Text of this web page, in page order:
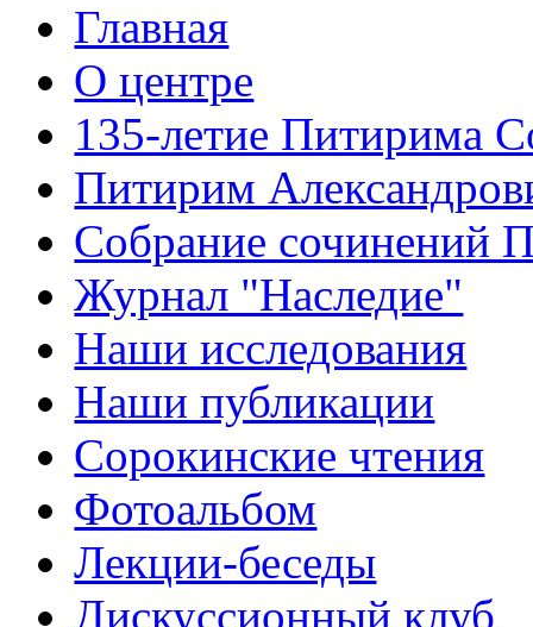
Главная
О центре
135-летие Питирима
Питирим
Собрание сочинений
Журнал "Наследие"
Наши исследования
Наши публикации
Сорокинские чтения
Фотоальбом
Лекции-беседы
Дискуссионный клуб